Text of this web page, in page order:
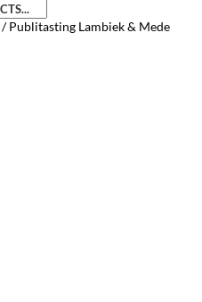
/ Publitasting Lambiek & Mede